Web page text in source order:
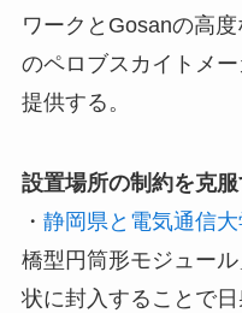
ワークとGosanの高
のペロブスカイトメ
提供する。
設置場所の制約を克服
・ 静岡県と電気通信大
橋型円筒形モジュー
状に封入することで